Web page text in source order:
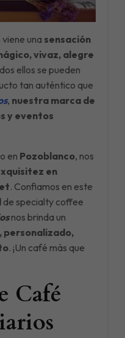
viene una sensación
vivaz, alegre
ellos se pueden
tan auténtico que
, nuestra marca de
y eventos
en Pozoblanco, nos
en
. Confiamos en este
de specialty coffee
nos brinda un
personalizado,
. ¡Un café más que
Café